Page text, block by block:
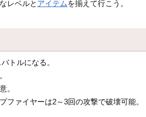
レベルと アイテム を揃えて行こう。
トルになる。
。
ァイヤーは2～3回の攻撃で破壊可能。